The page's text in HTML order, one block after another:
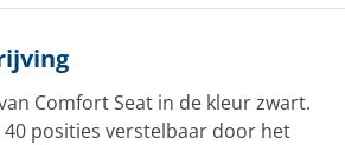
Comfort Seat in de kleur zwart.
posities verstelbaar door het